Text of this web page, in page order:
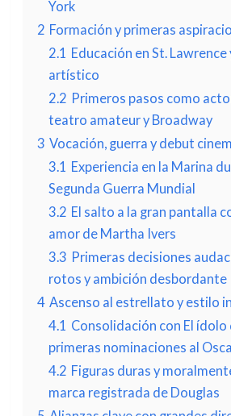
York
2 Formación y primeras
2.1 Educación en St.
artístico
2.2 Primeros pasos como
teatro amateur y Broadway
3 Vocación, guerra y debut
3.1 Experiencia en la Marina
Segunda Guerra Mundial
3.2 El salto a la gran pantalla
amor de Martha Ivers
3.3 Primeras decisiones
rotos y ambición desbordante
4 Ascenso al estrellato y estilo
4.1 Consolidación con El ídolo
primeras nominaciones al
4.2 Figuras duras y
marca registrada de Douglas